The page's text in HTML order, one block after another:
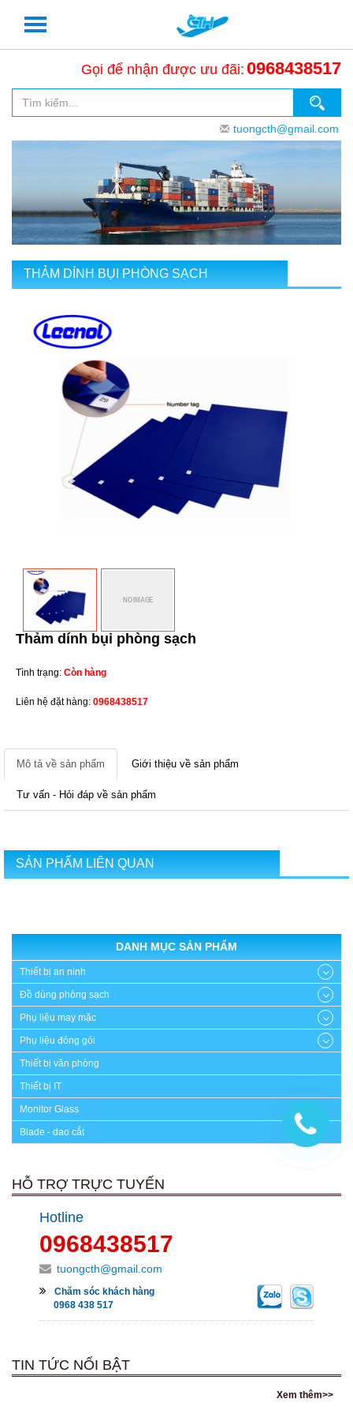
Gọi để nhận được ưu đãi: 0968438517
tuongcth@gmail.com
THẢM DÍNH BỤI PHÒNG SẠCH
Thảm dính bụi phòng sạch
Tình trạng: Còn hàng
Liên hệ đặt hàng: 0968438517
Mô tả về sản phẩm Giới thiệu về sản phẩm
Tư vấn - Hỏi đáp về sản phẩm
SẢN PHẨM LIÊN QUAN
DANH MỤC SẢN PHẨM
Thiết bị an ninh
Đồ dùng phòng sạch
Phụ liệu may mặc
Phụ liệu đóng gói
Thiết bị văn phòng
Thiết bị IT
Monitor Glass
Blade - dao cắt
HỖ TRỢ TRỰC TUYẾN
Hotline
0968438517
tuongcth@gmail.com
Chăm sóc khách hàng
0968 438 517
TIN TỨC NỔI BẬT
Xem thêm>>